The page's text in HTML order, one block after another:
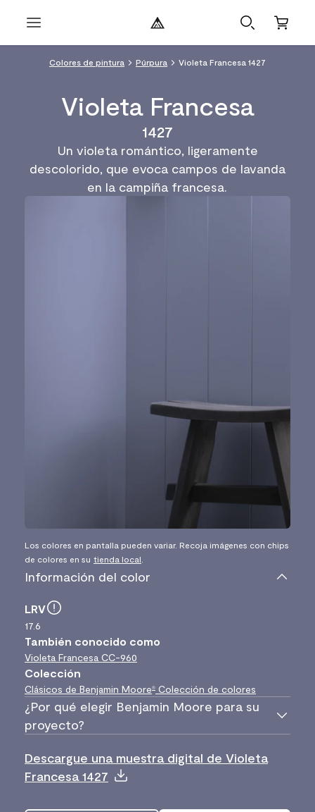
Colores de pintura Púrpura Violeta Francesa 1427
Violeta Francesa
1427
Un violeta romántico, ligeramente
descolorido, que evoca campos de lavanda
en la campiña francesa.
Los colores en pantalla pueden variar. Recoja imágenes con chips
de colores en su tienda local
Información del color
LRV
17.6
También conocido como
Violeta Francesa CC-960
Colección
Clásicos de Benjamin Moore® Colección de colores
¿Por qué elegir Benjamin Moore para su
proyecto?
Descargue una muestra digital de Violeta
Francesa 1427